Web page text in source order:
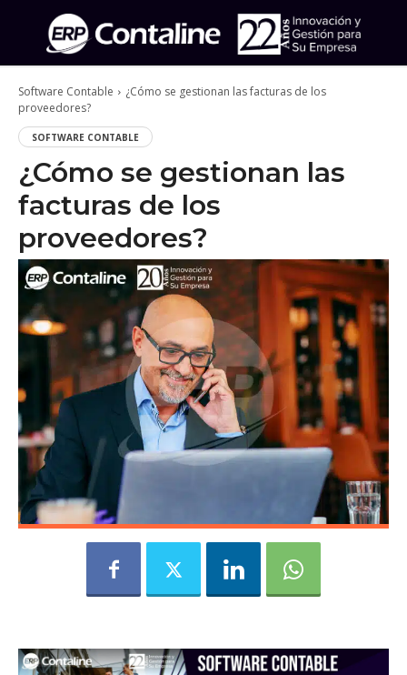
Software Contable
¿Cómo se gestionan las facturas de los
proveedores?
SOFTWARE CONTABLE
¿Cómo se gestionan las
facturas de los
proveedores?